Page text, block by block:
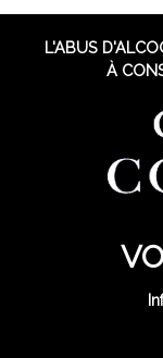
L'ABUS
À